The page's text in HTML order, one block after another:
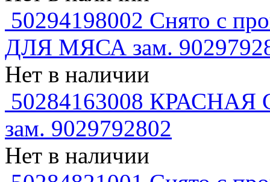
50294198002 Снято с
ДЛЯ МЯСА зам.
Нет в наличии
50284163008
зам. 9029792802
Нет в наличии